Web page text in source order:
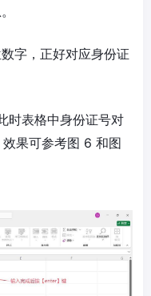
字，正好对应身份证
时表格中身份证号对
果可参考图 6 和图